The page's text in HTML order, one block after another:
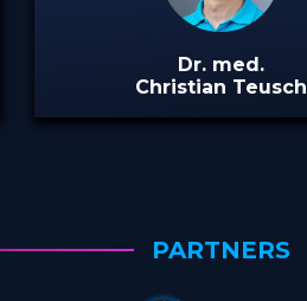
Dr. med.
Christian Teusch
PARTNERS